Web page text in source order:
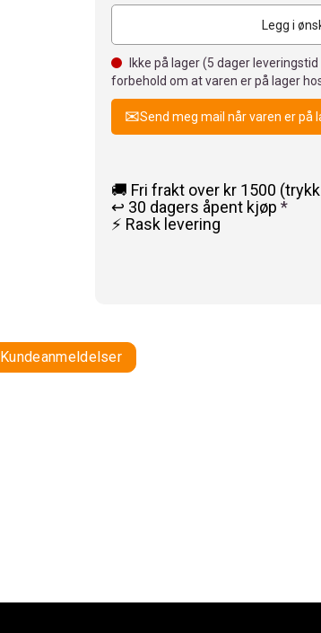
Legg i
Ikke på lager (5 dager
forbehold om at varen er på lager
Send meg mail når varen er på
🚚 Fri frakt over kr 1500
↩️ 30 dagers åpent kjøp*
⚡ Rask levering
Kundeanmeldelser